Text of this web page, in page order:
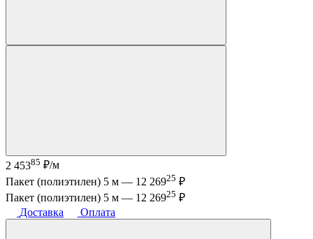
2 45385 ₽/м
Пакет (полиэтилен) 5 м — 12 26925 ₽
Пакет (полиэтилен) 5 м — 12 26925 ₽
Доставка
Оплата